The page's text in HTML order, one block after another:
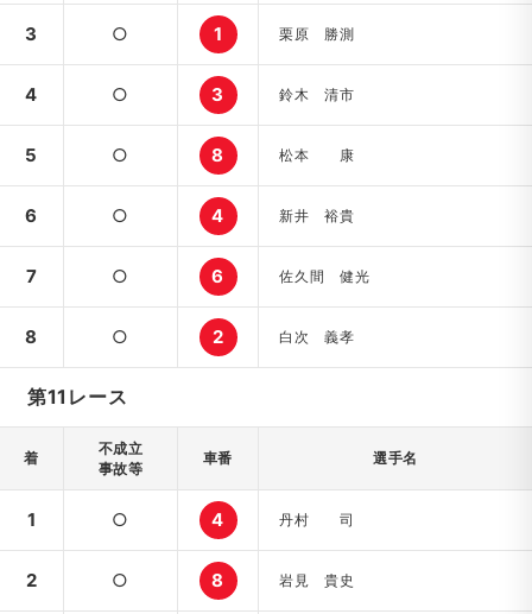
3 ○ 1 栗原 勝測
4 ○ 3 鈴木 清市
5 ○ 8 松本 康
6 ○ 4 新井 裕貴
7 ○ 6 佐久間 健光
8 ○ 2 白次 義孝
第11レース
着
不成立
事故等
車番 選手名
1 ○ 4 丹村 司
2 ○ 8 岩見 貴史